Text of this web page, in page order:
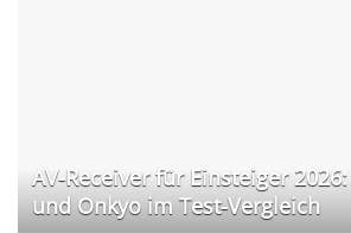
AV-Receiver für Einsteiger
und Onkyo im Test-Vergleich